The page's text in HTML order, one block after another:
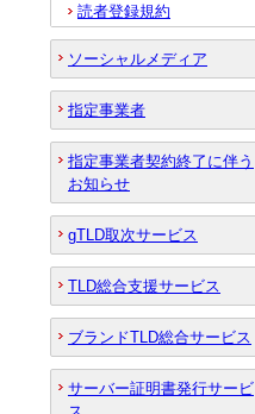
読者登録規約
ソーシャルメディア
指定事業者
指定事業者契約終了に伴う
お知らせ
gTLD取次サービス
TLD総合支援サービス
ブランドTLD総合サービス
サーバー証明書発行サービ